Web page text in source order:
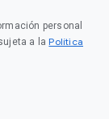
personal
a la Política